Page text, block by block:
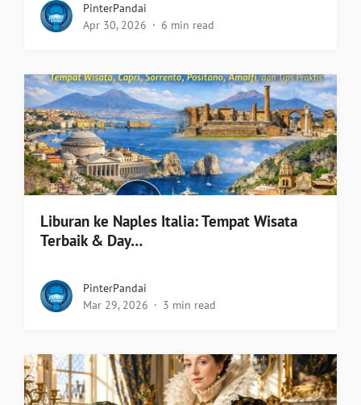
PinterPandai
Apr 30, 2026
6 min read
Liburan ke Naples Italia: Tempat Wisata
Terbaik & Day…
PinterPandai
Mar 29, 2026
3 min read